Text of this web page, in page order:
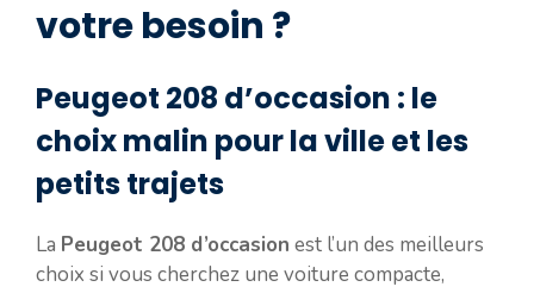
votre besoin ?
Peugeot 208 d’occasion : le
choix malin pour la ville et les
petits trajets
La Peugeot 208 d’occasion est l’un des meilleurs
choix si vous cherchez une voiture compacte,